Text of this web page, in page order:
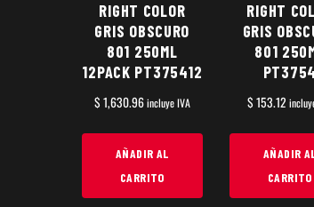
RIGHT COLOR
GRIS OBSCURO
801 250ML
12PACK PT375412
$ 1,630.96incluye IVA
AÑADIR AL
CARRITO
RIGHT
GRIS
801
PT3754
$ 153.12
AÑADIR
CARRITO